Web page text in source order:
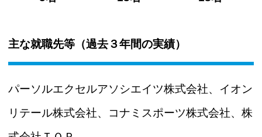
主な就職先等（過去３年間の実績）
パーソルエクセルアソシエイツ株式会社、イオン
リテール株式会社、コナミスポーツ株式会社、株